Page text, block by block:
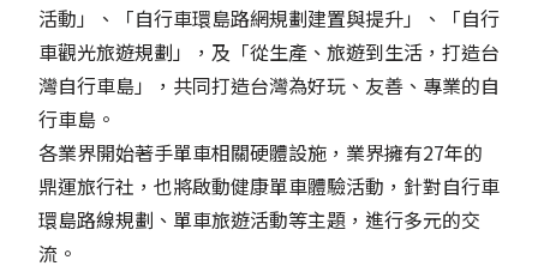
活動」、「自行車環島路網規劃建置與提升」、「自行
車觀光旅遊規劃」，及「從生產、旅遊到生活，打造台
灣自行車島」，共同打造台灣為好玩、友善、專業的自
行車島。
各業界開始著手單車相關硬體設施，業界擁有27年的
鼎運旅行社，也將啟動健康單車體驗活動，針對自行車
環島路線規劃、單車旅遊活動等主題，進行多元的交
流。